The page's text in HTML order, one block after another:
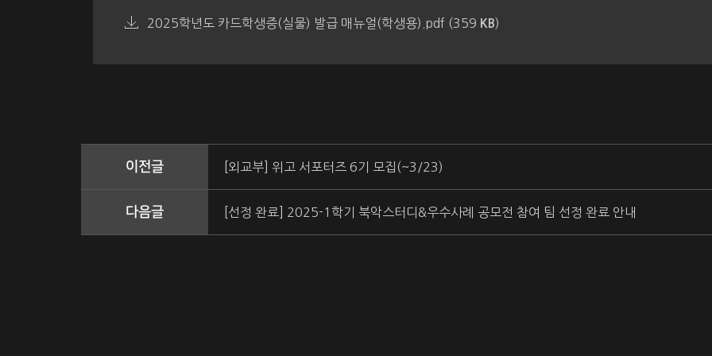
2025학년도 카드학생증(실물) 발급 매뉴얼(학생용).pdf (359 KB)
이전글 [외교부] 위고 서포터즈 6기 모집(~3/23)
다음글 [선정 완료] 2025-1학기 북악스터디&우수사례 공모전 참여 팀 선정 완료 안내